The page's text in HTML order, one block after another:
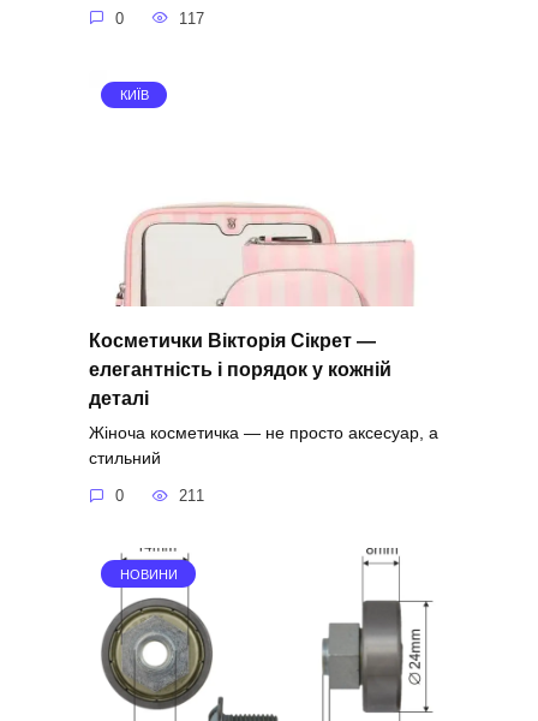
0 117
КИЇВ
Косметички Вікторія Сікрет —
елегантність і порядок у кожній
деталі
Жіноча косметичка — не просто аксесуар, а
стильний
0 211
НОВИНИ